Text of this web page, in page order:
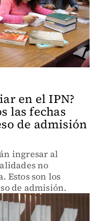
en el IPN?
las fechas
de admisión
ingresar al
no
Estos son los
de admisión.